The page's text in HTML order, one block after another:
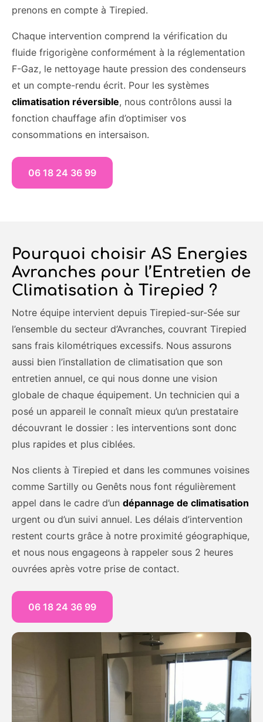
prenons en compte à Tirepied.
Chaque intervention comprend la vérification du
fluide frigorigène conformément à la réglementation
F-Gaz, le nettoyage haute pression des condenseurs
et un compte-rendu écrit. Pour les systèmes
climatisation réversible, nous contrôlons aussi la
fonction chauffage afin d’optimiser vos
consommations en intersaison.
06 18 24 36 99
Pourquoi choisir AS Energies
Avranches pour l’Entretien de
Climatisation à Tirepied ?
Notre équipe intervient depuis Tirepied-sur-Sée sur
l’ensemble du secteur d’Avranches, couvrant Tirepied
sans frais kilométriques excessifs. Nous assurons
aussi bien l’installation de climatisation que son
entretien annuel, ce qui nous donne une vision
globale de chaque équipement. Un technicien qui a
posé un appareil le connaît mieux qu’un prestataire
découvrant le dossier : les interventions sont donc
plus rapides et plus ciblées.
Nos clients à Tirepied et dans les communes voisines
comme Sartilly ou Genêts nous font régulièrement
appel dans le cadre d’un dépannage de climatisation
urgent ou d’un suivi annuel. Les délais d’intervention
restent courts grâce à notre proximité géographique,
et nous nous engageons à rappeler sous 2 heures
ouvrées après votre prise de contact.
06 18 24 36 99